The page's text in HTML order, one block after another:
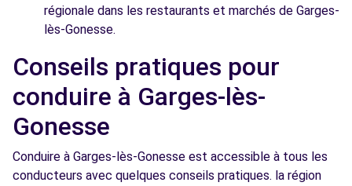
régionale dans les restaurants et marchés de Garges-
lès-Gonesse.
Conseils pratiques pour
conduire à Garges-lès-
Gonesse
Conduire à Garges-lès-Gonesse est accessible à tous les
conducteurs avec quelques conseils pratiques. la région